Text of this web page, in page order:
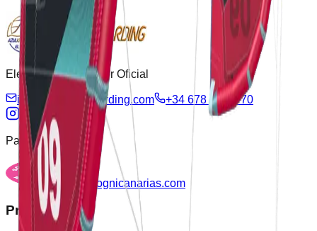
Eleveight Distribuidor Oficial
info@azulkiteboarding.com +34 678 67 51 70
Partner
sognicanarias.com
Productos